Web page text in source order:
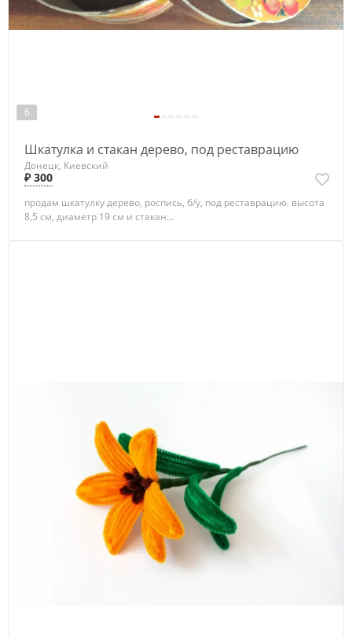
6
Шкатулка и стакан дерево, под реставрацию
Донецк, Киевский
₽ 300
продам шкатулку дерево, роспись, б/у, под реставрацию. высота
8,5 см, диаметр 19 см и стакан...